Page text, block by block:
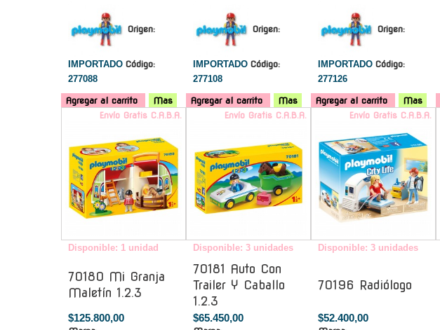
Origen:
IMPORTADO Código:
277088
Agregar al carrito Mas
Origen:
IMPORTADO Código:
277108
Agregar al carrito Mas
Origen:
IMPORTADO Código:
277126
Agregar al carrito Mas
Envío Gratis C.A.B.A.
Disponible: 1 unidad
70180 Mi Granja
Maletín 1.2.3
$125.800,00
Envío Gratis C.A.B.A.
Disponible: 3 unidades
70181 Auto Con
Trailer Y Caballo
1.2.3
$65.450,00
Envío Gratis C.A.B.A.
Disponible: 3 unidades
70196 Radiólogo
$52.400,00